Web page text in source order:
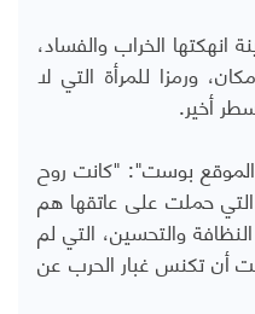
انهكتها الخراب والفساد،
ورمزا للمرأة التي لا
أخير.
بوست": "كانت روح
التي حملت على عاتقها هم
والتحسين، التي لم
أن تكنس غبار الحرب عن